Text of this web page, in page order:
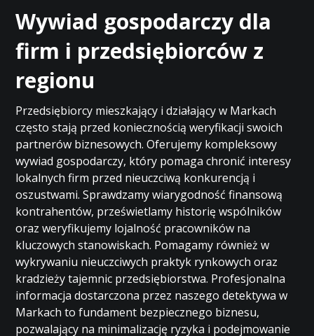
Wywiad gospodarczy dla
firm i przedsiębiorców z
regionu
Przedsiębiorcy mieszkający i działający w Markach
często stają przed koniecznością weryfikacji swoich
partnerów biznesowych. Oferujemy kompleksowy
wywiad gospodarczy, który pomaga chronić interesy
lokalnych firm przed nieuczciwą konkurencją i
oszustwami. Sprawdzamy wiarygodność finansową
kontrahentów, prześwietlamy historię wspólników
oraz weryfikujemy lojalność pracowników na
kluczowych stanowiskach. Pomagamy również w
wykrywaniu nieuczciwych praktyk rynkowych oraz
kradzieży tajemnic przedsiębiorstwa. Profesjonalna
informacja dostarczona przez naszego detektywa w
Markach to fundament bezpiecznego biznesu,
pozwalający na minimalizację ryzyka i podejmowanie